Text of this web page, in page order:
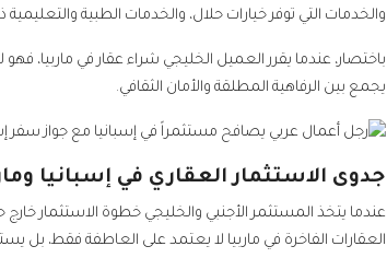
والخدمات التي توفر خيارات حلال، والخدمات الطبية والتعليمية
باختصار، عندما يقرر العميل الخليجي شراء عقار في
يجمع بين الرفاهية المطلقة والأمان الثقافي.
جدوى الاستثمار العقاري في إسبانيا
عندما يتخذ المستثمر الأجنبي والخليجي خطوة الاستثمار
العقارات الفاخرة في ماربيا لا يعتمد على العاطفة فقط، بل